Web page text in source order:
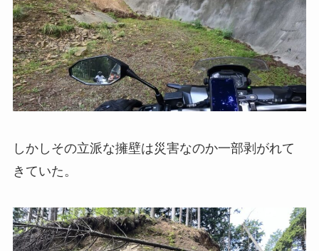
しかしその立派な擁壁は災害なのか一部剥がれて
きていた。